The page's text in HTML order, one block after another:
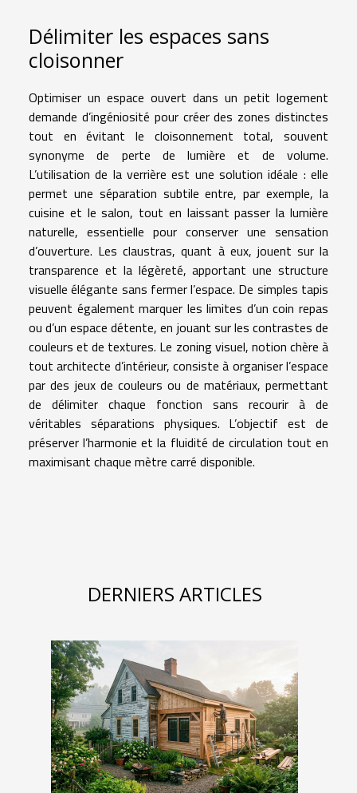
Délimiter les espaces sans
cloisonner
Optimiser un espace ouvert dans un petit logement
demande d’ingéniosité pour créer des zones distinctes
tout en évitant le cloisonnement total, souvent
synonyme de perte de lumière et de volume.
L’utilisation de la verrière est une solution idéale : elle
permet une séparation subtile entre, par exemple, la
cuisine et le salon, tout en laissant passer la lumière
naturelle, essentielle pour conserver une sensation
d’ouverture. Les claustras, quant à eux, jouent sur la
transparence et la légèreté, apportant une structure
visuelle élégante sans fermer l’espace. De simples tapis
peuvent également marquer les limites d’un coin repas
ou d’un espace détente, en jouant sur les contrastes de
couleurs et de textures. Le zoning visuel, notion chère à
tout architecte d’intérieur, consiste à organiser l’espace
par des jeux de couleurs ou de matériaux, permettant
de délimiter chaque fonction sans recourir à de
véritables séparations physiques. L’objectif est de
préserver l’harmonie et la fluidité de circulation tout en
maximisant chaque mètre carré disponible.
DERNIERS ARTICLES